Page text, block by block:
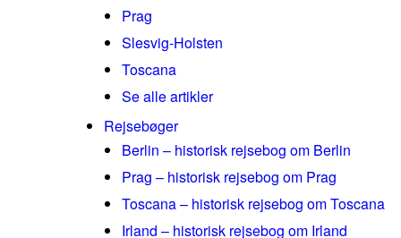
Prag
Slesvig-Holsten
Toscana
Se alle artikler
Rejsebøger
Berlin – historisk rejsebog om Berlin
Prag – historisk rejsebog om Prag
Toscana – historisk rejsebog om Toscana
Irland – historisk rejsebog om Irland